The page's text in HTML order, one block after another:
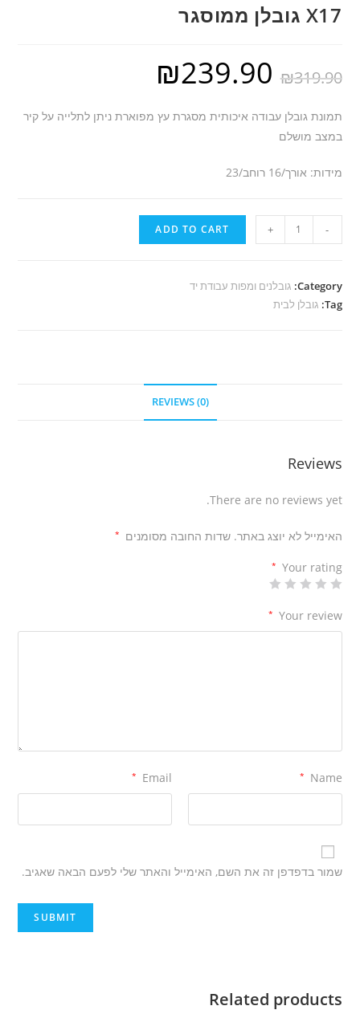
X17 גובלן ממוסגר
₪319.90
₪239.90
תמונת גובלן עבודה איכותית מסגרת עץ מפוארת ניתן לתלייה על קיר
במצב מושלם
מידות: אורך/16 רוחב/23
-
X17
גובלן
quantity
+
ADD TO CART
Category: גובלנים ומפות עבודת יד
Tag: גובלן לבית
REVIEWS (0)
Reviews
There are no reviews yet.
האימייל לא יוצג באתר. שדות החובה מסומנים *
Your rating
*
Your review
*
Name
*
Email
*
שמור בדפדפן זה את השם, האימייל והאתר שלי לפעם הבאה שאגיב.
Related products